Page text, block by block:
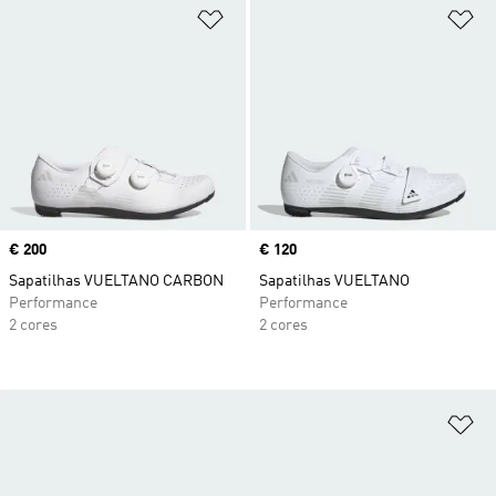
Price
€ 200
Sapatilhas VUELTANO CARBON
Performance
2 cores
Price
€ 120
Sapatilhas VUELTANO
Performance
2 cores